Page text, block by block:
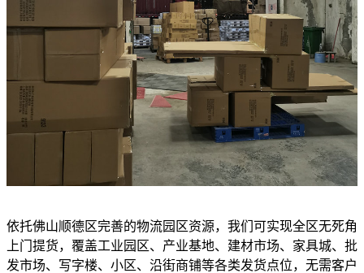
依托佛山顺德区完善的物流园区资源，我们可实现全区无死角
上门提货，覆盖工业园区、产业基地、建材市场、家具城、批
发市场、写字楼、小区、沿街商铺等各类发货点位，无需客户